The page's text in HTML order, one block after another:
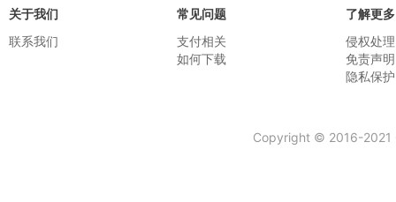
关于我们
联系我们
常见问题
支付相关
如何下载
了解更多
侵权处理
免责声明
隐私保护
Copyright © 2016-2021